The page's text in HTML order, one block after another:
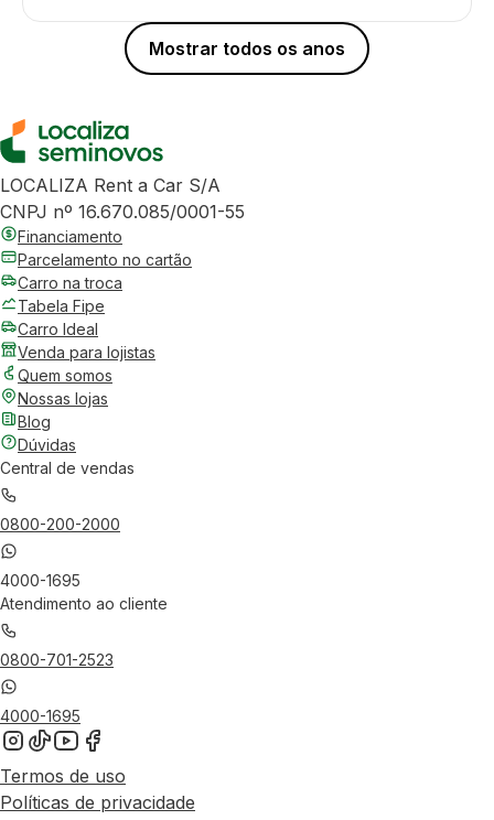
Mostrar todos os anos
LOCALIZA Rent a Car S/A
CNPJ nº 16.670.085/0001-55
Financiamento
Parcelamento no cartão
Carro na troca
Tabela Fipe
Carro Ideal
Venda para lojistas
Quem somos
Nossas lojas
Blog
Dúvidas
Central de vendas
0800-200-2000
4000-1695
Atendimento ao cliente
0800-701-2523
4000-1695
Termos de uso
Políticas de privacidade